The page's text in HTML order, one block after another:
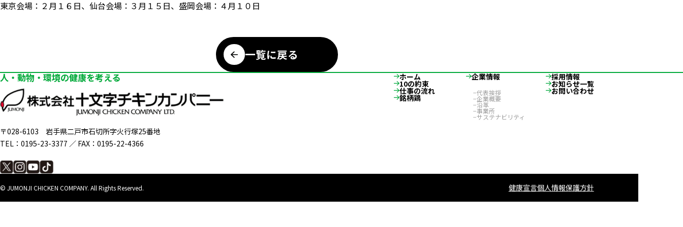
東京会場：２月１６日、仙台会場：３月１５日、盛岡会場：４月１０日
一覧に戻る
人・動物・環境の健康を考える
〒028-6103 岩手県二戸市石切所字火行塚25番地
TEL：0195-23-3377 ／ FAX：0195-22-4366
ホーム
10の約束
仕事の流れ
銘柄鶏
企業情報
代表挨拶
企業概要
沿革
事業所
サステナビリティ
採用情報
お知らせ一覧
お問い合わせ
©︎ JUMONJI CHICKEN COMPANY. All Rights Reserved. 健康宣言個人情報保護方針